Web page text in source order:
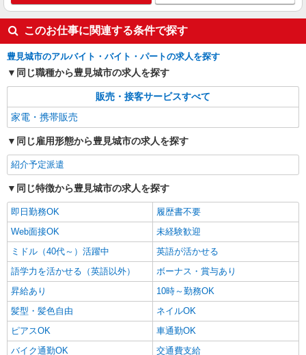
このお仕事に関連する条件で探す
豊見城市のアルバイト・バイト・パートの求人を探す
同じ職種から豊見城市の求人を探す
販売・接客サービスすべて
家電・携帯販売
同じ雇用形態から豊見城市の求人を探す
紹介予定派遣
同じ特徴から豊見城市の求人を探す
即日勤務OK
履歴書不要
Web面接OK
未経験歓迎
ミドル（40代～）活躍中
英語が活かせる
語学力を活かせる（英語以外）
ボーナス・賞与あり
昇給あり
10時～勤務OK
髪型・髪色自由
ネイルOK
ピアスOK
車通勤OK
バイク通勤OK
交通費支給